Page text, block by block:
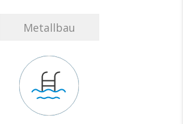
Metallbau